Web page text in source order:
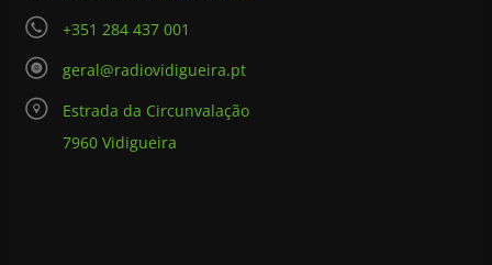
+351 284 437 001
geral@radiovidigueira.pt
Estrada da Circunvalação
7960 Vidigueira